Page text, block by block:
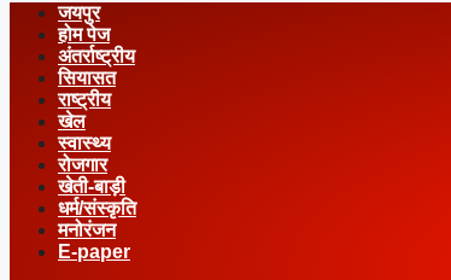
जयपुर
होम पेज
अंतर्राष्ट्रीय
सियासत
राष्ट्रीय
खेल
स्वास्थ्य
रोजगार
खेती-बाड़ी
धर्म/संस्कृति
मनोरंजन
E-paper